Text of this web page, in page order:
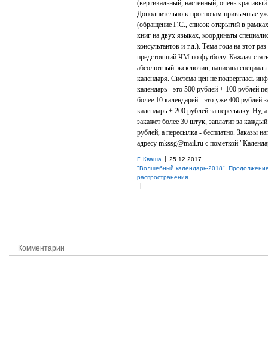
(вертикальный, настенный, очень
Дополнительно к прогнозам привычные
(обращение Г.С., список открытий в
книг на двух языках, координаты
консультантов и т.д.). Тема года на этот
предстоящий ЧМ по футболу. Каждая
абсолютный эксклюзив, написана
календаря. Система цен не подверглась
календарь - это 500 рублей + 100 рублей
более 10 календарей - это уже 400 рублей
календарь + 200 рублей за пересылку. Ну, а
закажет более 30 штук, заплатит за
рублей, а пересылка - бесплатно. Заказы
адресу mkssg@mail.ru с пометкой
Г. Кваша |
"Волшебный календарь-2018".
распространения
|
25.12.2017
Комментарии